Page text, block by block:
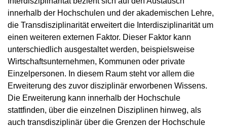
innerhalb der Hochschulen und der akademischen Lehre,
die Transdisziplinarität erweitert die Interdisziplinarität um
einen weiteren externen Faktor. Dieser Faktor kann
unterschiedlich ausgestaltet werden, beispielsweise
Wirtschaftsunternehmen, Kommunen oder private
Einzelpersonen. In diesem Raum steht vor allem die
Erweiterung des zuvor disziplinär erworbenen Wissens.
Die Erweiterung kann innerhalb der Hochschule
stattfinden, über die einzelnen Disziplinen hinweg, als
auch transdisziplinär über die Grenzen der Hochschule